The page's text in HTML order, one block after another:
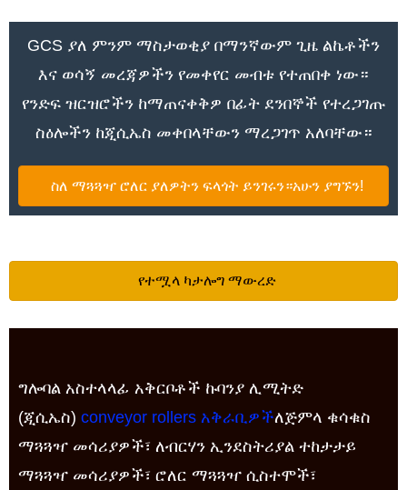
GCS ያለ ምንም ማስታወቂያ በማንኛውም ጊዜ ልኬቶችን
እና ወሳኝ መረጃዎችን የመቀየር መብቱ የተጠበቀ ነው።
የንድፍ ዝርዝሮችን ከማጠናቀቅዎ በፊት ደንበኞች የተረጋገጡ
ስዕሎችን ከጂሲኤስ መቀበላቸውን ማረጋገጥ አለባቸው።
ስለ ማጓጓዣ ሮለር ያለዎትን ፍላጎት ይንገሩን።አሁን ያግኙን!
የተሟላ ካታሎግ ማውረድ
ግሎባል አስተላላፊ አቅርቦቶች ኩባንያ ሊሚትድ
(ጂሲኤስ) conveyor rollers አቅራቢዎችለጅምላ ቁሳቁስ
ማጓጓዣ መሳሪያዎች፣ ለብርሃን ኢንደስትሪያል ተከታታይ
ማጓጓዣ መሳሪያዎች፣ ሮለር ማጓጓዣ ሲስተሞች፣